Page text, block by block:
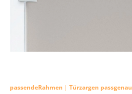
passendeRahmen | Türzargen passgenau